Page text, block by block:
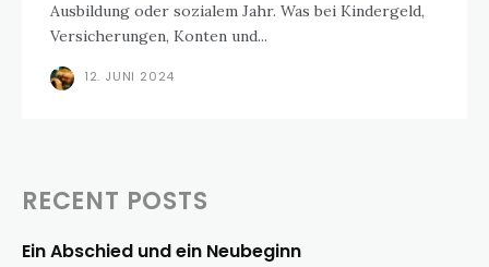
Ausbildung oder sozialem Jahr. Was bei Kindergeld,
Versicherungen, Konten und...
12. JUNI 2024
RECENT POSTS
Ein Abschied und ein Neubeginn